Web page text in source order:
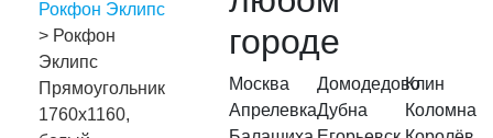
Рокфон Эклипс
> Рокфон
Эклипс
Прямоугольник
1760х1160,
городе
Москва
Апрелевка
Домодедово
Дубна
Клин
Коломна